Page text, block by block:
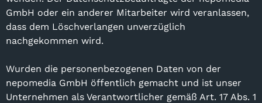
GmbH oder ein anderer Mitarbeiter wird veranlassen,
dass dem Löschverlangen unverzüglich
nachgekommen wird.
Wurden die personenbezogenen Daten von der
nepomedia GmbH öffentlich gemacht und ist unser
Unternehmen als Verantwortlicher gemäß Art. 17 Abs. 1